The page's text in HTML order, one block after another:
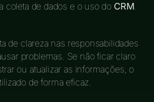
coleta de dados e o uso do CRM
de clareza nas responsabilidades
problemas. Se não ficar claro
ou atualizar as informações, o
de forma eficaz.